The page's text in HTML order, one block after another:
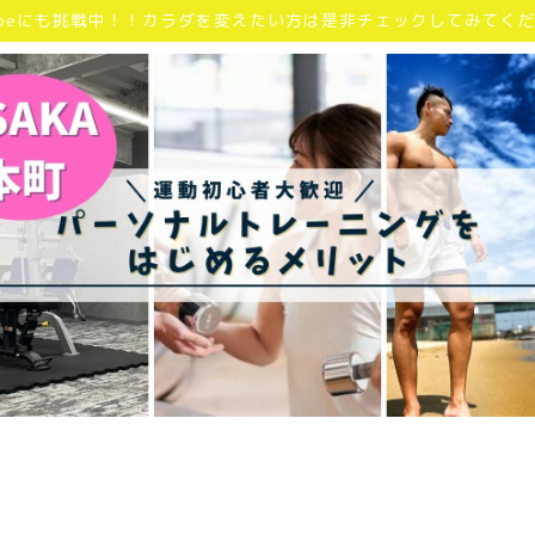
にも挑戦中！！カラダを変えたい方は是非チェックしてみてく